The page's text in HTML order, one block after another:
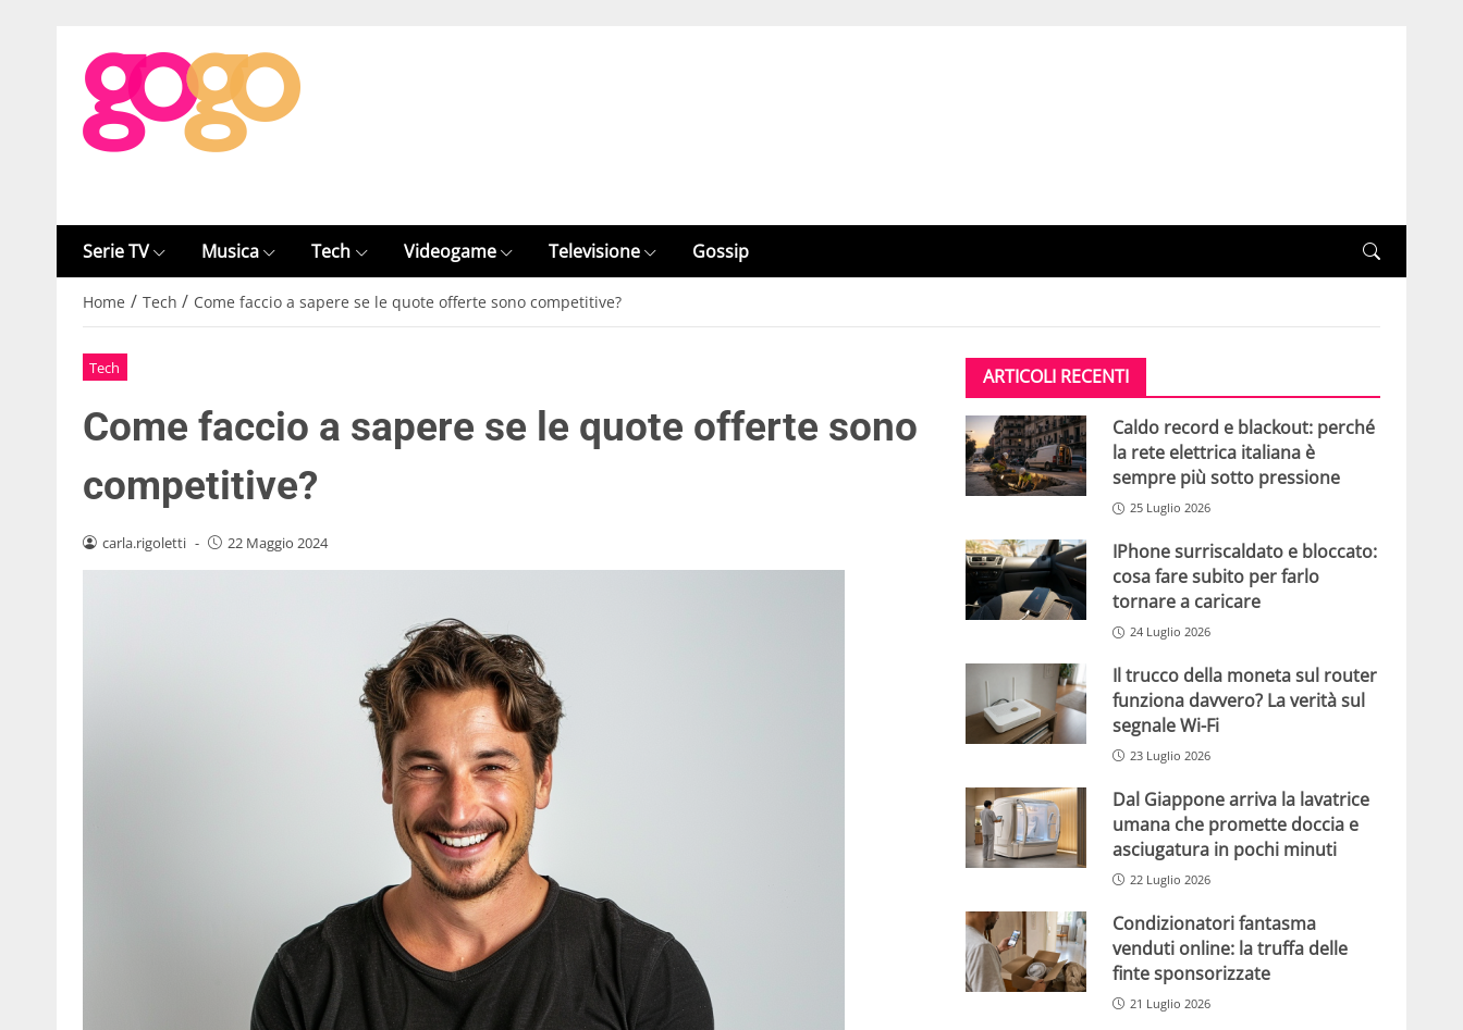
Serie TV Musica Tech Videogame Televisione Gossip
Home / Tech / Come faccio a sapere se le quote offerte sono competitive?
Tech
Come faccio a sapere se le quote offerte sono
competitive?
carla.rigoletti - 22 Maggio 2024
ARTICOLI RECENTI
Caldo record e blackout: perché
la rete elettrica italiana è
sempre più sotto pressione
25 Luglio 2026
IPhone surriscaldato e bloccato:
cosa fare subito per farlo
tornare a caricare
24 Luglio 2026
Il trucco della moneta sul router
funziona davvero? La verità sul
segnale Wi-Fi
23 Luglio 2026
Dal Giappone arriva la lavatrice
umana che promette doccia e
asciugatura in pochi minuti
22 Luglio 2026
Condizionatori fantasma
venduti online: la truffa delle
finte sponsorizzate
21 Luglio 2026